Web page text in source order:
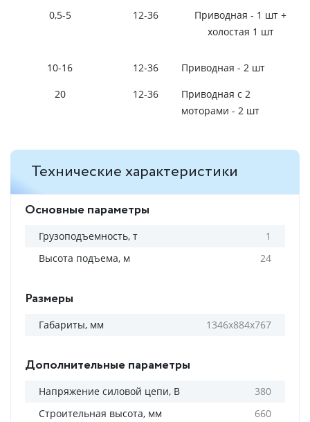
0,5-5 12-36
Приводная - 1 шт +
холостая 1 шт
10-16 12-36
Приводная - 2 шт
20
12-36
Приводная с 2
моторами - 2 шт
Технические характеристики
Основные параметры
Грузоподъемность, т
1
Высота подъема, м
24
Размеры
Габариты, мм 1346х884х767
Дополнительные параметры
Напряжение силовой цепи, В
380
Строительная высота, мм
660